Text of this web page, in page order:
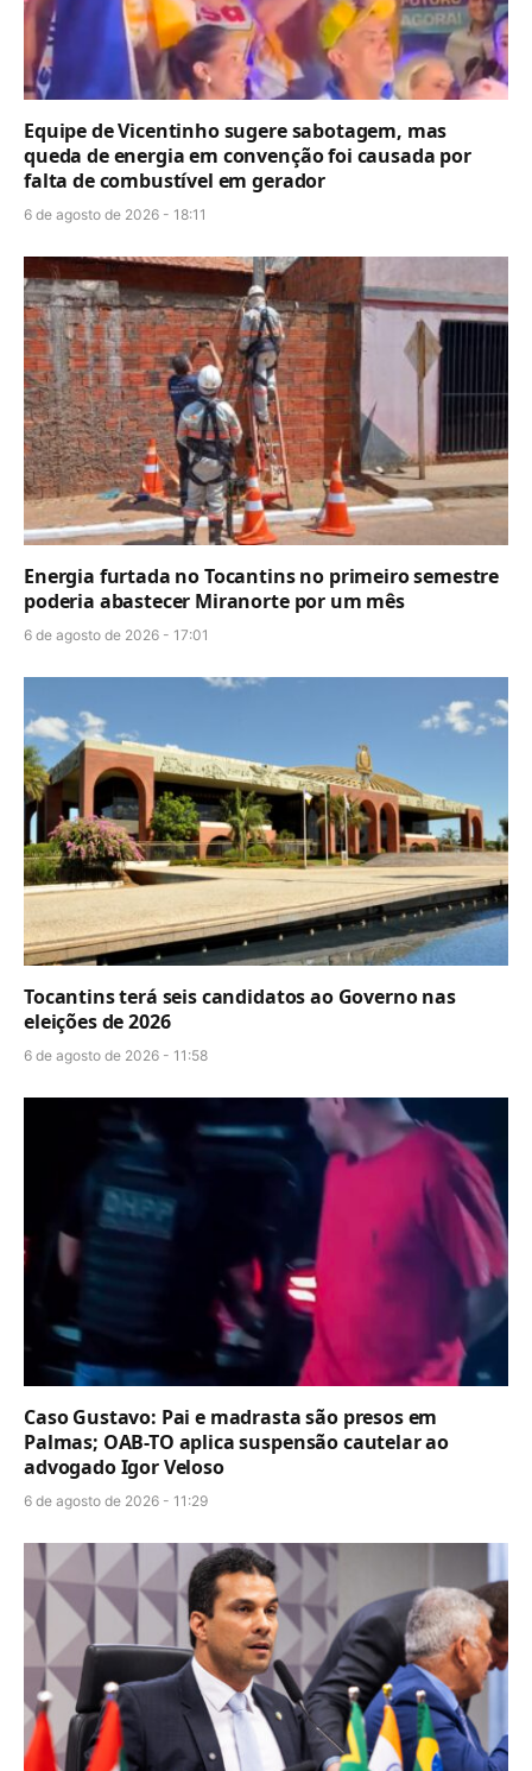
Equipe de Vicentinho sugere sabotagem, mas
queda de energia em convenção foi causada por
falta de combustível em gerador
6 de agosto de 2026 - 18:11
Energia furtada no Tocantins no primeiro semestre
poderia abastecer Miranorte por um mês
6 de agosto de 2026 - 17:01
Tocantins terá seis candidatos ao Governo nas
eleições de 2026
6 de agosto de 2026 - 11:58
Caso Gustavo: Pai e madrasta são presos em
Palmas; OAB-TO aplica suspensão cautelar ao
advogado Igor Veloso
6 de agosto de 2026 - 11:29